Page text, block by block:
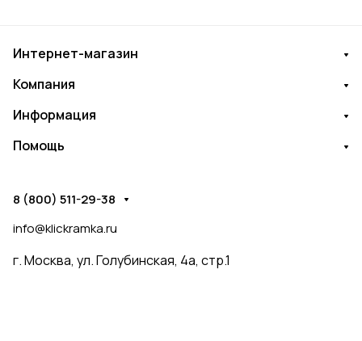
Интернет-магазин
Компания
Информация
Помощь
8 (800) 511-29-38
info@klickramka.ru
г. Москва, ул. Голубинская, 4а, стр.1